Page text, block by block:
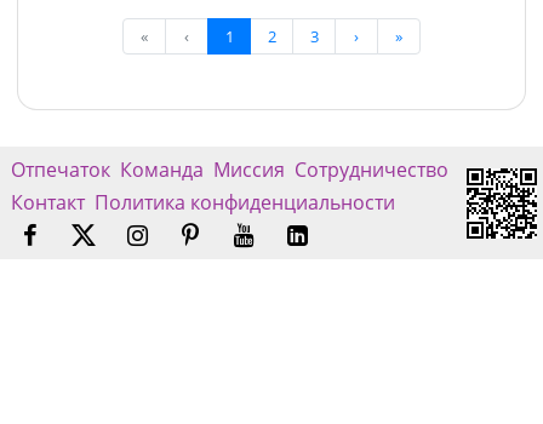
« ‹ 1 2 3 › »
Отпечаток Команда Миссия Сотрудничество
Контакт Политика конфиденциальности